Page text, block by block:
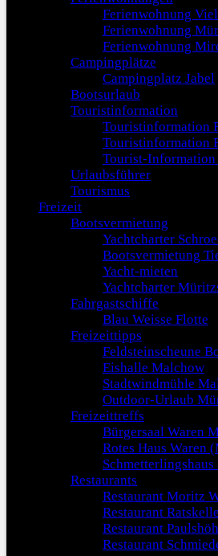
Ferienwohnung
Ferienwohnung
Ferienwohnung
Campingplätze
Campingplatz Jabel
Bootsurlaub
Touristinformation
Touristinformation
Touristinformation
Tourist-
Urlaubsführer
Tourismus
Freizeit
Bootsvermietung
Yachtcharter
Bootsvermietung
Yacht-mieten
Yachtcharter
Fahrgastschiffe
Blau Weisse Flotte
Freizeittipps
Feldsteinscheune
Eishalle Malchow
Stadtwindmühle
Outdoor-Urlaub
Freizeittreffs
Bürgersaal Waren
Rotes Haus Waren
Restaurants
Restaurant Moritz
Restaurant
Restaurant
Restaurant